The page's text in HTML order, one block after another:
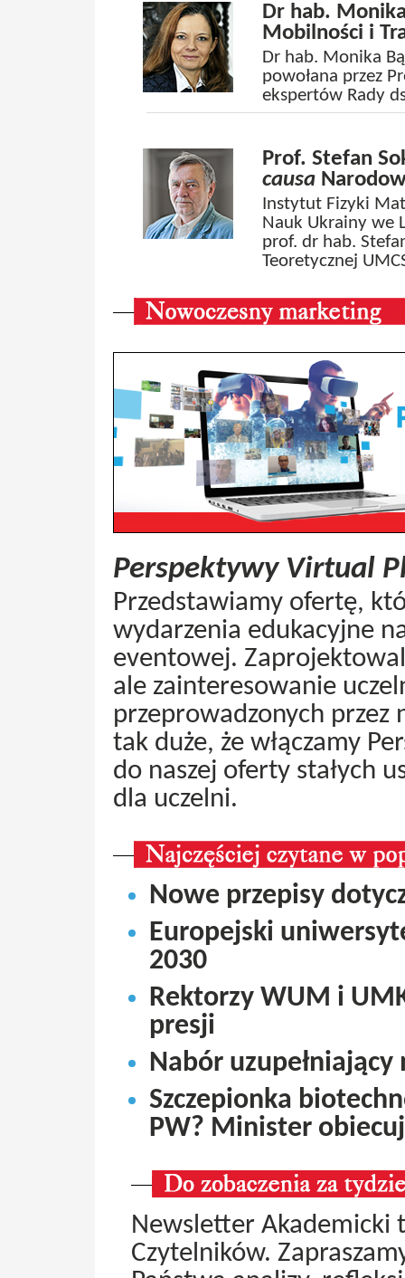
Dr hab.
Mobilności i
Dr hab. Monika
powołana przez
ekspertów Rady
Prof. Stefan
causa
Instytut Fizyki
Nauk Ukrainy we
prof. dr hab.
Teoretycznej
Perspektywy Virtual
Przedstawiamy ofertę,
wydarzenia edukacyjne
eventowej.
ale zainteresowanie
przeprowadzonych przez
tak duże, że włączamy
do naszej oferty stałych
dla uczelni.
Nowe przepisy
Europejski
2030
Rektorzy WUM i
presji
Nabór uzupełniający
Szczepionka
PW? Minister
Newsletter Akademicki
Czytelników.